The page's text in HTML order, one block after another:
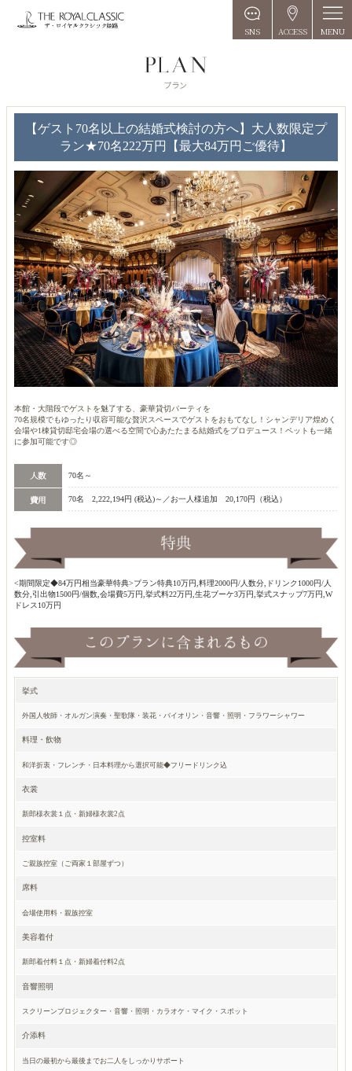
SNS ACCESS MENU
【ゲスト70名以上の結婚式検討の方へ】大人数限定プ
ラン★70名222万円【最大84万円ご優待】
本館・大階段でゲストを魅了する、豪華貸切パーティを
70名規模でもゆったり収容可能な贅沢スペースでゲストをおもてなし！シャンデリア煌めく
会場や1棟貸切邸宅会場の選べる空間で心あたたまる結婚式をプロデュース！ペットも一緒
に参加可能です◎
70名～
70名 2,222,194円 (税込)～／お一人様追加 20,170円（税込）
<期間限定◆84万円相当豪華特典>プラン特典10万円,料理2000円/人数分,ドリンク1000円/人
数分,引出物1500円/個数,会場費5万円,挙式料22万円,生花ブーケ3万円,挙式スナップ7万円,W
ドレス10万円
挙式
外国人牧師・オルガン演奏・聖歌隊・装花・バイオリン・音響・照明・フラワーシャワー
料理・飲物
和洋折衷・フレンチ・日本料理から選択可能◆フリードリンク込
衣裳
新郎様衣裳１点・新婦様衣裳2点
控室料
ご親族控室（ご両家１部屋ずつ）
席料
会場使用料・親族控室
美容着付
新郎着付料１点・新婦着付料2点
音響照明
スクリーンプロジェクター・音響・照明・カラオケ・マイク・スポット
介添料
当日の最初から最後までお二人をしっかりサポート